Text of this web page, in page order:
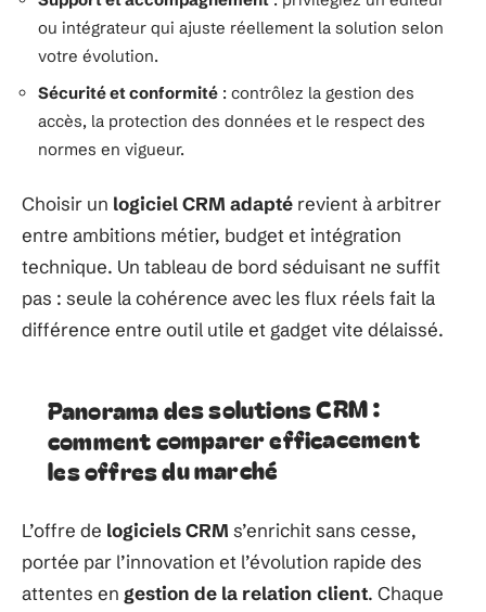
ou intégrateur qui ajuste réellement la solution selon
votre évolution.
Sécurité et conformité : contrôlez la gestion des
accès, la protection des données et le respect des
normes en vigueur.
Choisir un logiciel CRM adapté revient à arbitrer
entre ambitions métier, budget et intégration
technique. Un tableau de bord séduisant ne suffit
pas : seule la cohérence avec les flux réels fait la
différence entre outil utile et gadget vite délaissé.
Panorama des solutions CRM :
comment comparer efficacement
les offres du marché
L’offre de logiciels CRM s’enrichit sans cesse,
portée par l’innovation et l’évolution rapide des
attentes en gestion de la relation client. Chaque